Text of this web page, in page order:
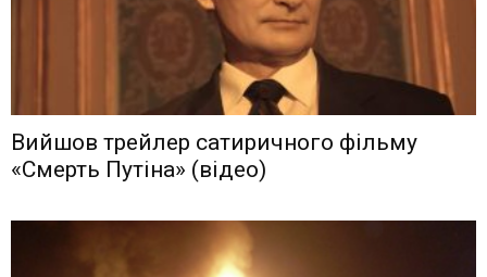
Вийшов трейлер сатиричного фільму
«Смерть Путіна» (відео)